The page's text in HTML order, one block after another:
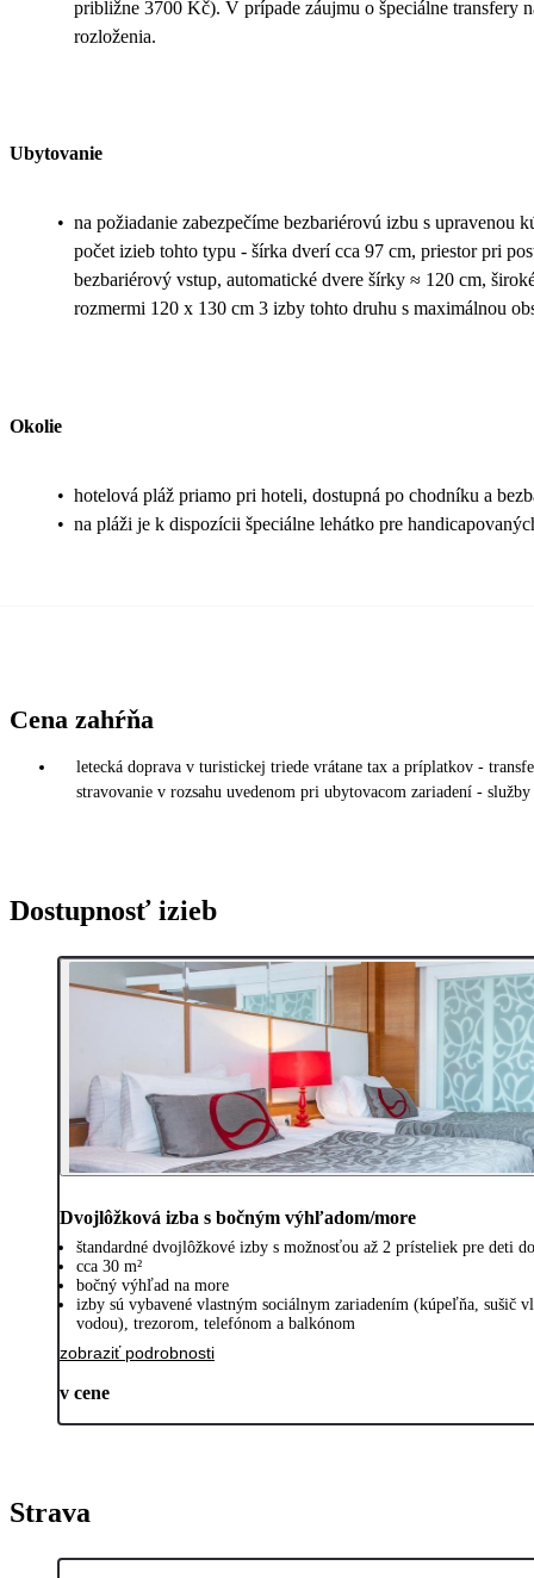
približne 3700 Kč). V prípade záujmu o špeciálne transfery
rozloženia.
Ubytovanie
• na požiadanie zabezpečíme bezbariérovú izbu s
počet izieb tohto typu - šírka dverí cca 97 cm, priestor pri
bezbariérový vstup, automatické dvere šírky ≈ 120 cm,
rozmermi 120 x 130 cm 3 izby tohto druhu s maximálnou
Okolie
• hotelová pláž priamo pri hoteli, dostupná po chodníku a
• na pláži je k dispozícii špeciálne lehátko pre
Cena zahŕňa
letecká doprava v turistickej triede vrátane tax a príplatkov -
stravovanie v rozsahu uvedenom pri ubytovacom zariadení -
Dostupnosť izieb
Dvojlôžková izba s bočným výhľadom/more
štandardné dvojlôžkové izby s možnosťou až 2 prísteliek pre deti
cca 30 m²
bočný výhľad na more
izby sú vybavené vlastným sociálnym zariadením (kúpeľňa,
vodou), trezorom, telefónom a balkónom
zobraziť podrobnosti
v cene
Strava